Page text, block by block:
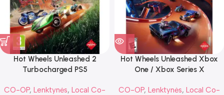
Hot Wheels Unleashed 2
Turbocharged PS5
CO-OP, Lenktynės, Local Co-
Hot Wheels Unleashed Xbox
One / Xbox Series X
CO-OP, Lenktynės, Local Co-